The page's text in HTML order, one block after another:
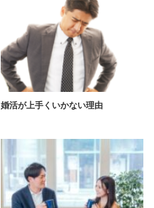
婚活が上手くいかない理由